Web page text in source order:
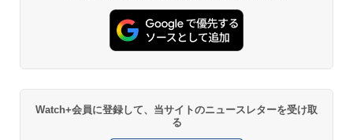
Watch+会員に登録して、当サイトのニュースレターを受け取
る